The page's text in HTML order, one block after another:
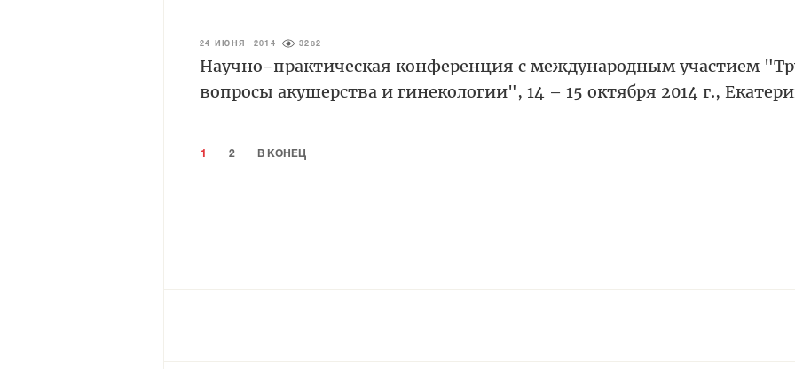
24 ИЮНЯ 2014 3282
Научно-практическая конференция с международным участием
вопросы акушерства и гинекологии", 14 – 15 октября 2014 г.,
1 2 В КОНЕЦ